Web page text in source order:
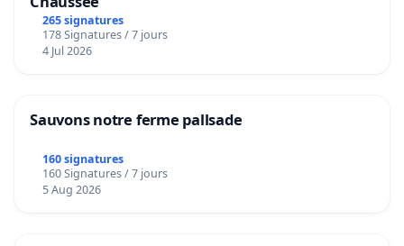
265 signatures
178 Signatures / 7 jours
4 Jul 2026
Sauvons notre ferme pallsade
160 signatures
160 Signatures / 7 jours
5 Aug 2026